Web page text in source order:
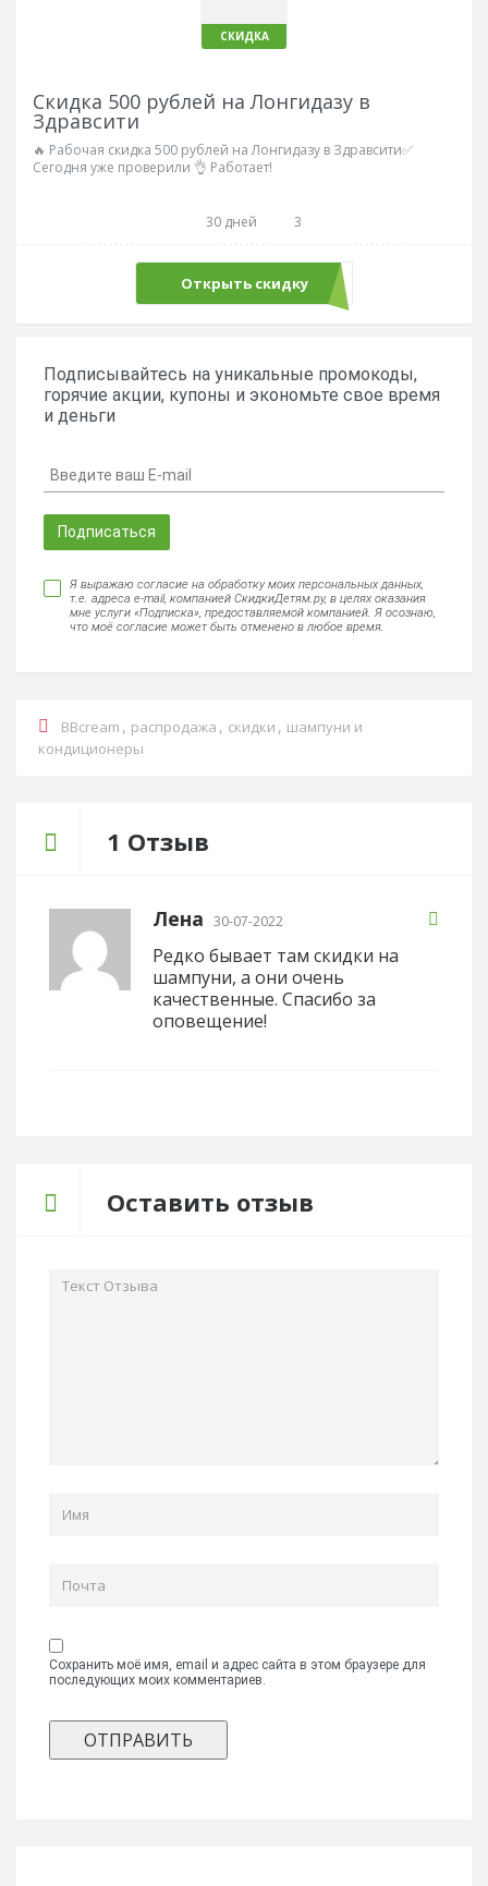
СКИДКА
Скидка 500 рублей на Лонгидазу в
Здравсити
🔥 Рабочая скидка 500 рублей на Лонгидазу в Здравсити✅
Сегодня уже проверили 👌 Работает!
30 дней 3
Открыть скидку
Подписывайтесь на уникальные промокоды,
горячие акции, купоны и экономьте свое время
и деньги
Подписаться
Я выражаю согласие на обработку моих персональных данных,
т.е. адреса e-mail, компанией СкидкиДетям.ру, в целях оказания
мне услуги «Подписка», предоставляемой компанией. Я осознаю,
что моё согласие может быть отменено в любое время.
BBcream , распродажа , скидки , шампуни и
кондиционеры
1 Отзыв
Лена 30-07-2022
Редко бывает там скидки на
шампуни, а они очень
качественные. Спасибо за
оповещение!
Оставить отзыв
Сохранить моё имя, email и адрес сайта в этом браузере для
последующих моих комментариев.